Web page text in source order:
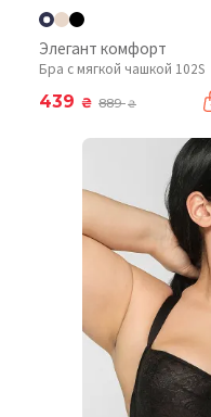
Элегант комфорт
Бра с мягкой чашкой 102S
439 ₴ 889₴